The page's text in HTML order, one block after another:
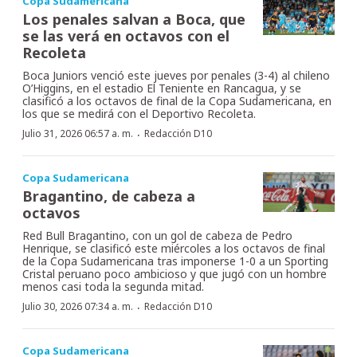
Los penales salvan a Boca, que
se las verá en octavos con el
Recoleta
Boca Juniors venció este jueves por penales (3-4) al chileno
O’Higgins, en el estadio El Teniente en Rancagua, y se
clasificó a los octavos de final de la Copa Sudamericana, en
los que se medirá con el Deportivo Recoleta.
Julio 31, 2026 06:57 a. m. · Redacción D10
Copa Sudamericana
Bragantino, de cabeza a
octavos
Red Bull Bragantino, con un gol de cabeza de Pedro
Henrique, se clasificó este miércoles a los octavos de final
de la Copa Sudamericana tras imponerse 1-0 a un Sporting
Cristal peruano poco ambicioso y que jugó con un hombre
menos casi toda la segunda mitad.
Julio 30, 2026 07:34 a. m. · Redacción D10
Copa Sudamericana